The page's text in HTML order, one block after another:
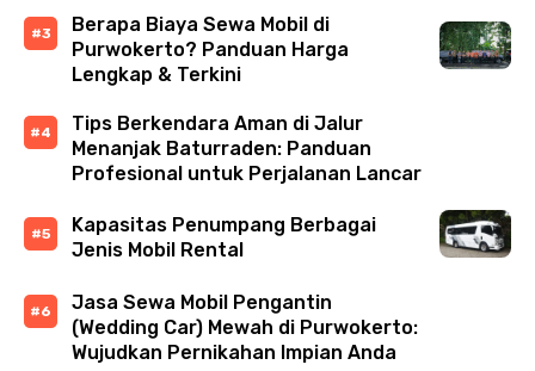
Berapa Biaya Sewa Mobil di
Purwokerto? Panduan Harga
Lengkap & Terkini
Tips Berkendara Aman di Jalur
Menanjak Baturraden: Panduan
Profesional untuk Perjalanan Lancar
Kapasitas Penumpang Berbagai
Jenis Mobil Rental
Jasa Sewa Mobil Pengantin
(Wedding Car) Mewah di Purwokerto:
Wujudkan Pernikahan Impian Anda